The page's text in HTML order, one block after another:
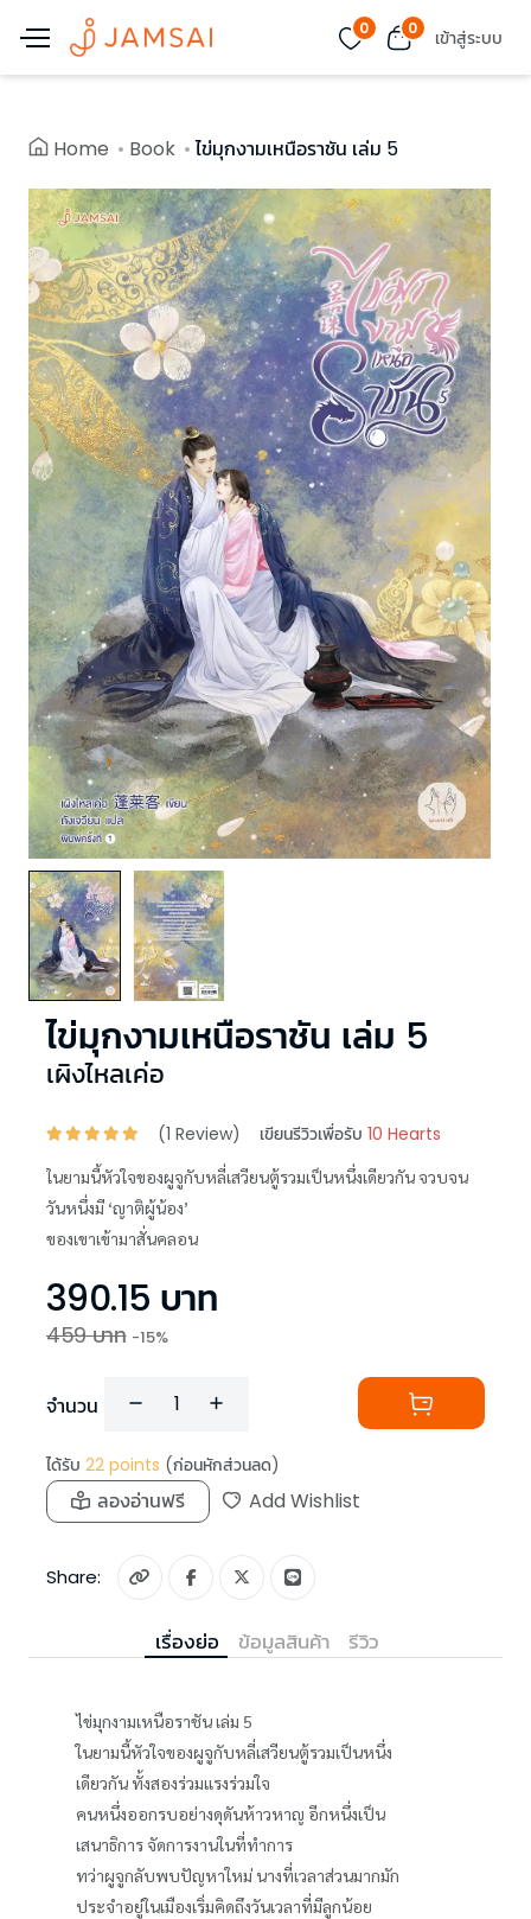
0 0 เข้าสู่ระบบ
Home Book ไข่มุกงามเหนือราชัน เล่ม 5
ไข่มุกงามเหนือราชัน เล่ม 5
เผิงไหลเค่อ
(1 Review) เขียนรีวิวเพื่อรับ 10 Hearts
ในยามนี้หัวใจของผูจูกับหลี่เสวียนตู้รวมเป็นหนึ่งเดียวกัน จวบจน
วันหนึ่งมี ‘ญาติผู้น้อง’
ของเขาเข้ามาสั่นคลอน
390.15 บาท
459บาท -15%
จำนวน
ได้รับ 22 points (ก่อนหักส่วนลด)
ลองอ่านฟรี Add Wishlist
Share:
เรื่องย่อ ข้อมูลสินค้า รีวิว
ไข่มุกงามเหนือราชัน เล่ม 5
ในยามนี้หัวใจของผูจูกับหลี่เสวียนตู้รวมเป็นหนึ่ง
เดียวกัน ทั้งสองร่วมแรงร่วมใจ
คนหนึ่งออกรบอย่างดุดันห้าวหาญ อีกหนึ่งเป็น
เสนาธิการ จัดการงานในที่ทำการ
ทว่าผูจูกลับพบปัญหาใหม่ นางที่เวลาส่วนมากมัก
ประจำอยู่ในเมืองเริ่มคิดถึงวันเวลาที่มีลูกน้อย